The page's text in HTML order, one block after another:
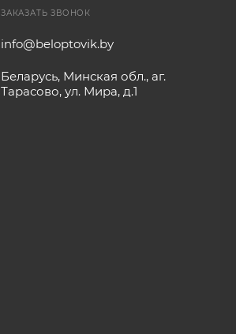
ЗАКАЗАТЬ ЗВОНОК
info@beloptovik.by
Беларусь, Минская обл., аг.
Тарасово, ул. Мира, д.1